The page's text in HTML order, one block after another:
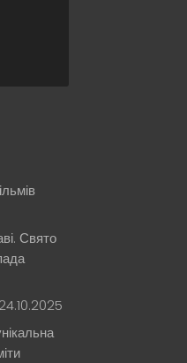
Свято
24.10.2025